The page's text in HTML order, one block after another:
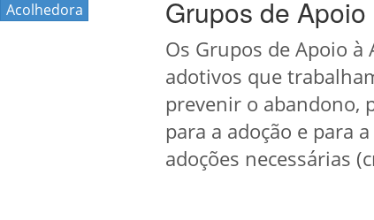
Acolhedora
Grupos de
Os Grupos de Apoio à
adotivos que
prevenir o abandono,
para a adoção e para
adoções necessárias